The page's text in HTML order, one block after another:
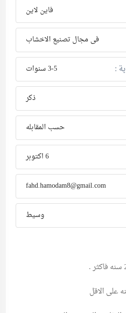
فاين لاين
فى مجال تصنيع الاخشاب
: 3-5 سنوات
ذكر
حسب المقابله
6 اكتوبر
fahd.hamodam8@gmail.com
وسيط
على الاقل